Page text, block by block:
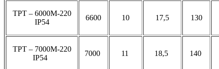
ТРТ – 6000М-220
IP54
6600 10 17,5 130
ТРТ – 7000М-220
IP54
7000 11 18,5 140